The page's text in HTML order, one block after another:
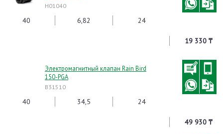
H01040
40 6,82 24
19 330 ₸
Электромагнитный клапан Rain Bird
150-PGA
B31510
40 34,5 24
49 930 ₸